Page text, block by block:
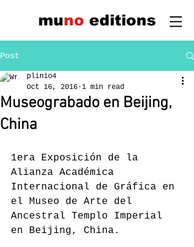
muno editions
Post
Museograbado en Beijing,
China
plinio4
Oct 16, 2016 1 min read
1era Exposición de la
Alianza Académica
Internacional de Gráfica en
el Museo de Arte del
Ancestral Templo Imperial
en Beijing, China.